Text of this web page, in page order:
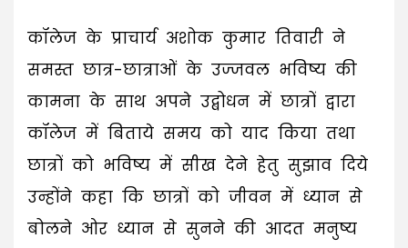
कॉलेज के प्राचार्य अशोक कुमार तिवारी ने
समस्त छात्र-छात्राओं के उज्जवल भविष्य की
कामना के साथ अपने उद्बोधन में छात्रों द्वारा
कॉलेज में बिताये समय को याद किया तथा
छात्रों को भविष्य में सीख देने हेतु सुझाव दिये
उन्होंने कहा कि छात्रों को जीवन में ध्यान से
बोलने ओर ध्यान से सुनने की आदत मनुष्य